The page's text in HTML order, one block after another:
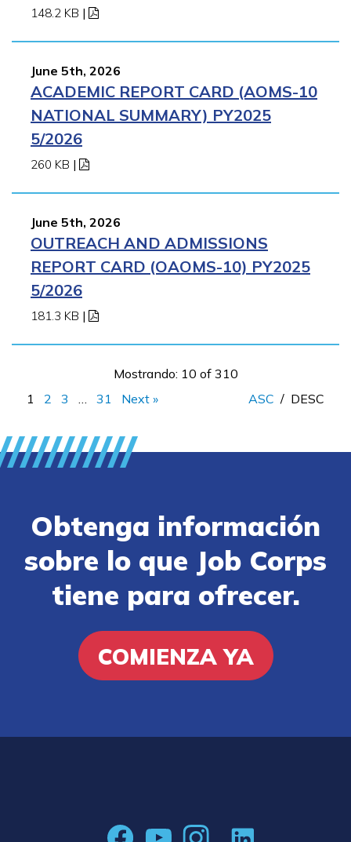
148.2 KB |
June 5th, 2026
ACADEMIC REPORT CARD (AOMS-10
NATIONAL SUMMARY) PY2025
5/2026
260 KB |
June 5th, 2026
OUTREACH AND ADMISSIONS
REPORT CARD (OAOMS-10) PY2025
5/2026
181.3 KB |
Mostrando: 10 of 310
1
2 3 31 Next » ASC / DESC
Obtenga información
sobre lo que Job Corps
tiene para ofrecer.
COMIENZA YA